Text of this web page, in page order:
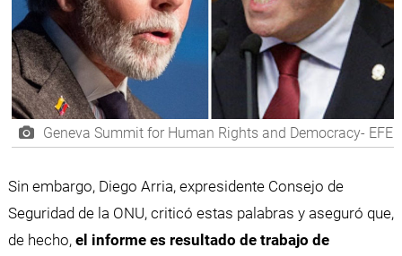
Geneva Summit for Human Rights and Democracy- EFE
Sin embargo, Diego Arria, expresidente Consejo de
Seguridad de la ONU, criticó estas palabras y aseguró que,
de hecho,el informe es resultado de trabajo de